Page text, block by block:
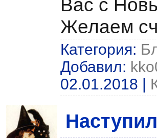
Вас с
Желаем
Категория:
Добавил:
02.01.2018 |